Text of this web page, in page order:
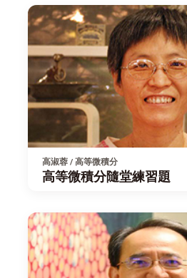
高淑蓉 / 高等微積分
高等微積分隨堂練習題